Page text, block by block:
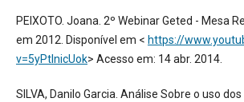
PEIXOTO. Joana. 2º Webinar Geted - Mesa
em 2012. Disponível em < https://
v=5yPtlnicUok> Acesso em: 14 abr. 2014.
SILVA, Danilo Garcia. Análise Sobre o uso